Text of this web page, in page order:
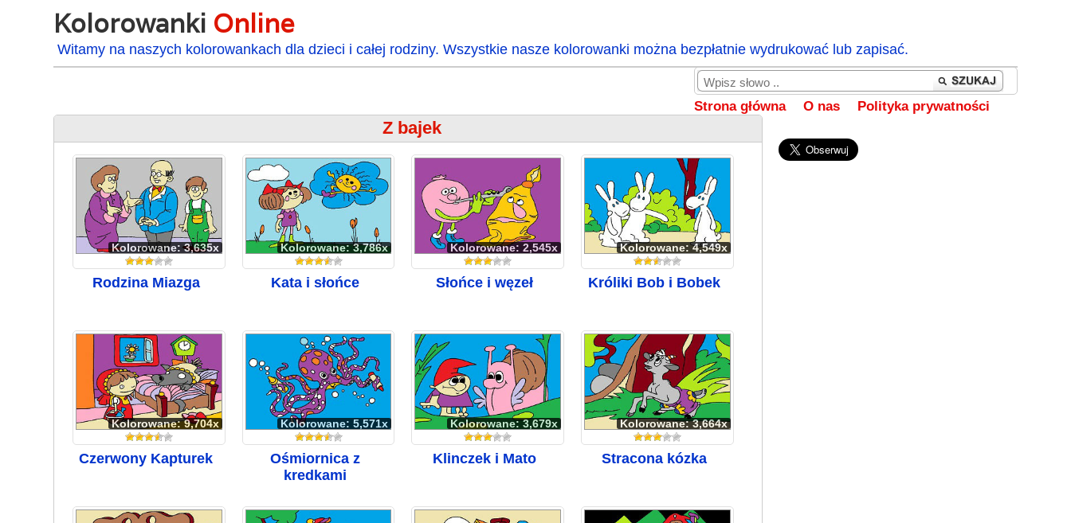
Kolorowanki Online
Witamy na naszych kolorowankach dla dzieci i całej rodziny. Wszystkie nasze kolorowanki można bezpłatnie wydrukować lub zapisać.
Strona główna O nas Polityka prywatności
Z bajek
Kolorowane: 3,635x
Rodzina Miazga
Kolorowane: 3,786x
Kata i słońce
Kolorowane: 2,545x
Słońce i węzeł
Kolorowane: 4,549x
Króliki Bob i Bobek
Kolorowane: 9,704x
Czerwony Kapturek
Kolorowane: 5,571x
Ośmiornica z
kredkami
Kolorowane: 3,679x
Klinczek i Mato
Kolorowane: 3,664x
Stracona kózka